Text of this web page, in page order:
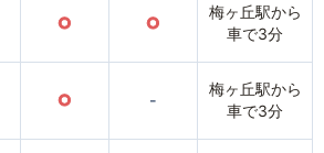
○ ○
梅ヶ丘駅から
車で3分
○ -
梅ヶ丘駅から
車で3分